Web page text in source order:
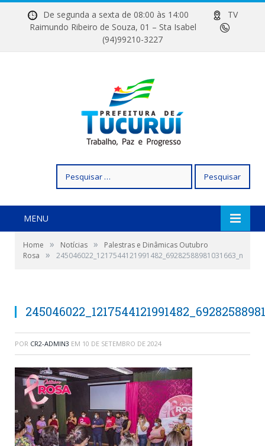
De segunda a sexta de 08:00 às 14:00
TV
Raimundo Ribeiro de Souza, 01 – Sta Isabel
(94)99210-3227
por:
MENU
Home » Notícias »
Palestras e Dinâmicas Outubro
Rosa
» 245046022_1217544121991482_69282588981031663_n
POR CR2-ADMIN3 EM 10 DE SETEMBRO DE 2024